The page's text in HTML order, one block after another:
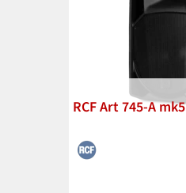
RCF Art 745-A mk5